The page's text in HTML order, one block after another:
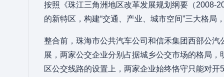
按照《珠江三角洲地区改革发展规划纲要（2008-
的新特区，构建“交通、产业、城市空间”三大格
整合前，珠海市公共汽车公司和信禾集团西部公
展，两家公交企业分别占据城乡公交市场的格局
区公交线路的设置上，两家企业始终恪守只能对